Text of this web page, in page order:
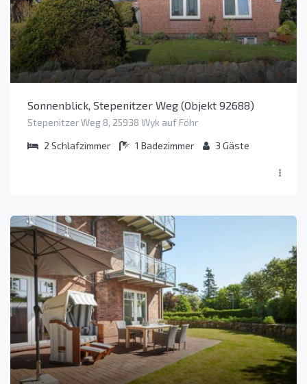
Sonnenblick, Stepenitzer Weg (Objekt 92688)
Stepenitzer Weg 8, 25938 Wyk auf Föhr
2 Schlafzimmer 1 Badezimmer 3 Gäste